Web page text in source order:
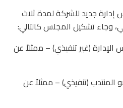
جديد للشركة لمدة ثلاث
وجاء تشكيل المجلس كالتالي:
(غير تنفيذي) – ممثلاً عن
(تنفيذي) – ممثلاً عن